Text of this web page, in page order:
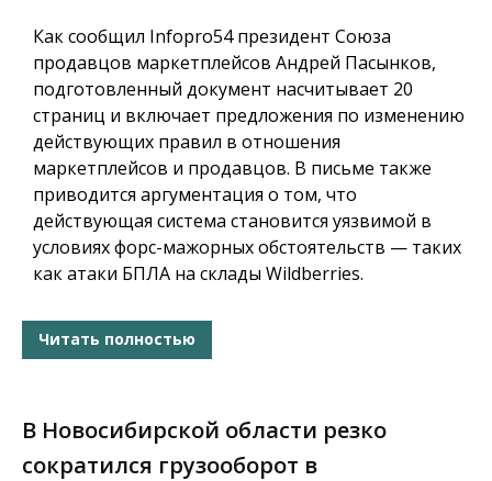
Как сообщил Infopro54президент Союза
продавцов маркетплейсов Андрей Пасынков,
подготовленный документ насчитывает 20
страниц и включает предложения по изменению
действующих правил в отношения
маркетплейсов и продавцов. В письме также
приводится аргументация о том, что
действующая система становится уязвимой в
условиях форс-мажорных обстоятельств — таких
как атаки БПЛА на склады Wildberries.
Читать полностью
В Новосибирской области резко
сократился грузооборот в